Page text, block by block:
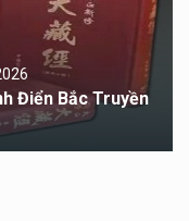
Điển Bắc Truyền